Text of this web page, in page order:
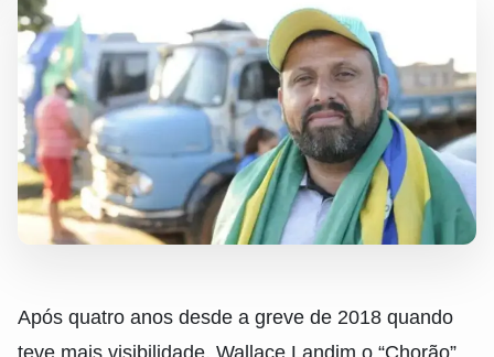
Após quatro anos desde a greve de 2018 quando